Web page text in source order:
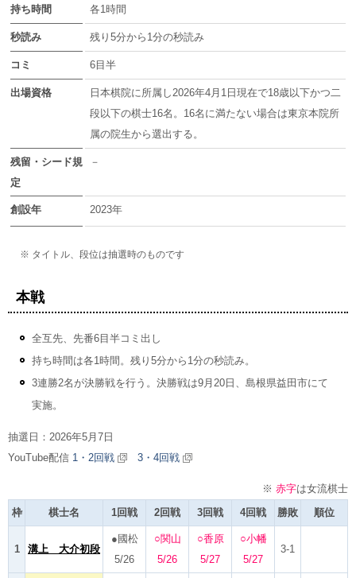
持ち時間 各1時間
秒読み 残り5分から1分の秒読み
コミ 6目半
出場資格
日本棋院に所属し2026年4月1日現在で18歳以下かつ二
段以下の棋士16名。16名に満たない場合は東京本院所
属の院生から選出する。
残留・シード規
定
－
創設年 2023年
※ タイトル、段位は抽選時のものです
本戦
全互先、先番6目半コミ出し
持ち時間は各1時間。残り5分から1分の秒読み。
3連勝2名が決勝戦を行う。決勝戦は9月20日、島根県益田市にて
実施。
抽選日：2026年5月7日
YouTube配信 1・2回戦 3・4回戦
※ 赤字は女流棋士
枠
棋士名 1回戦 2回戦 3回戦 4回戦 勝敗 順位
1 溝上 大介初段
●國松
5/26
○関山
5/26
○香原
5/27
○小幡
5/27
3-1